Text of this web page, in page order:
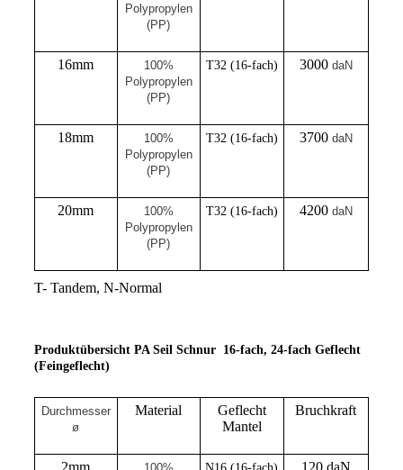
Polypropylen
(PP)
16mm
100%
Polypropylen
(PP)
T32 (16-fach) 3000 daN
18mm
100%
Polypropylen
(PP)
T32 (16-fach) 3700 daN
20mm
100%
Polypropylen
(PP)
T32 (16-fach) 4200 daN
T- Tandem, N-Normal
Produktübersicht PA Seil Schnur 16-fach, 24-fach Geflecht
(Feingeflecht)
Durchmesser
ø
Material
Geflecht
Mantel
Bruchkraft
2mm 120 daN